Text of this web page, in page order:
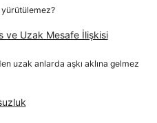
ve Uzak Mesafe İlişkisi
uzak anlarda aşkı aklına gelmez